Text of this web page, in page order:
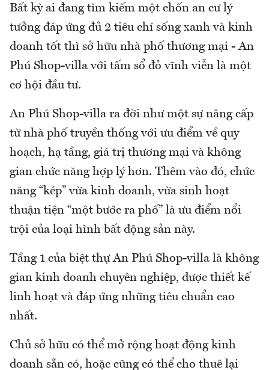
Bất kỳ ai đang tìm kiếm một chốn an cư lý
tưởng đáp ứng đủ 2 tiêu chí sống xanh và kinh
doanh tốt thì sở hữu nhà phố thương mại - An
Phú Shop-villa với tấm sổ đỏ vĩnh viễn là một
cơ hội đầu tư.
An Phú Shop-villa ra đời như một sự nâng cấp
từ nhà phố truyền thống với ưu điểm về quy
hoạch, hạ tầng, giá trị thương mại và không
gian chức năng hợp lý hơn. Thêm vào đó, chức
năng “kép” vừa kinh doanh, vừa sinh hoạt
thuận tiện “một bước ra phố” là ưu điểm nổi
trội của loại hình bất động sản này.
Tầng 1 của biệt thự An Phú Shop-villa là không
gian kinh doanh chuyên nghiệp, được thiết kế
linh hoạt và đáp ứng những tiêu chuẩn cao
nhất.
Chủ sở hữu có thể mở rộng hoạt động kinh
doanh sẵn có, hoặc cũng có thể cho thuê lại